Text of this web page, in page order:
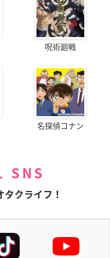
呪術廻戦
名探偵コナン
SNS
タクライフ！